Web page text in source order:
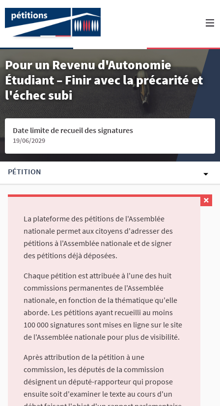
Pour un Revenu d'Autonomie
Étudiant – Finir avec la précarité et
l'échec subi
Date limite de recueil des signatures
19/06/2029
PÉTITION
La plateforme des pétitions de l'Assemblée
nationale permet aux citoyens d'adresser des
pétitions à l'Assemblée nationale et de signer
des pétitions déjà déposées.
Chaque pétition est attribuée à l'une des huit
commissions permanentes de l'Assemblée
nationale, en fonction de la thématique qu'elle
aborde. Les pétitions ayant recueilli au moins
100 000 signatures sont mises en ligne sur le site
de l'Assemblée nationale pour plus de visibilité.
Après attribution de la pétition à une
commission, les députés de la commission
désignent un député-rapporteur qui propose
ensuite soit d'examiner le texte au cours d'un